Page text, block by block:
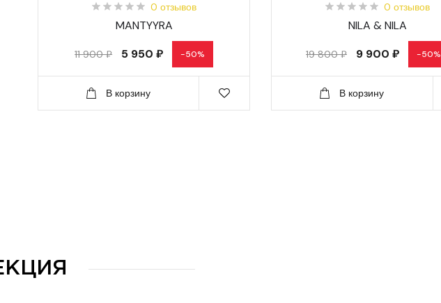
0 отзывов
MANTYYRA
11 900 ₽ 5 950 ₽ -50%
В корзину
0 отзывов
NILA & NILA
19 800 ₽ 9 900 ₽ -50%
В корзину